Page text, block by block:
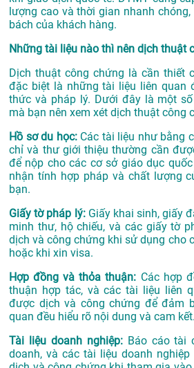
lượng cao và thời gian nhanh
bách của khách hàng.
Những tài liệu nào thì nên dịch thuật
Dịch thuật công chứng là cần thiết
đặc biệt là những tài liệu liên quan
thức và pháp lý. Dưới đây là một
mà bạn nên xem xét dịch thuật công
Hồ sơ du học:Các tài liệu như bằng
chỉ và thư giới thiệu thường cần
để nộp cho các cơ sở giáo dục
nhận tính hợp pháp và chất lượng
bạn.
Giấy tờ pháp lý:Giấy khai sinh, giấy
minh thư, hộ chiếu, và các giấy tờ
dịch và công chứng khi sử dụng cho
hoặc khi xin visa.
Hợp đồng và thỏa thuận: Các hợp
thuận hợp tác, và các tài liệu liên
được dịch và công chứng để đảm
quan đều hiểu rõ nội dung và cam kết.
Tài liệu doanh nghiệp:Báo cáo tài
doanh, và các tài liệu doanh